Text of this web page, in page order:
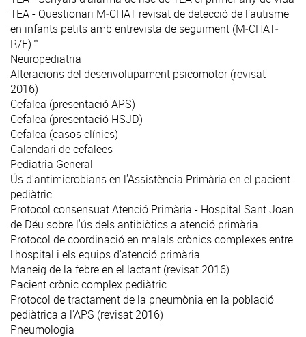
TEA - Qüestionari M‐CHAT revisat de detecció de l’autisme
en infants petits amb entrevista de seguiment (M‐CHAT‐
R/F)™
Neuropediatria
Alteracions del desenvolupament psicomotor (revisat
2016)
Cefalea (presentació APS)
Cefalea (presentació HSJD)
Cefalea (casos clínics)
Calendari de cefalees
Pediatria General
Ús d'antimicrobians en l'Assistència Primària en el pacient
pediàtric
Protocol consensuat Atenció Primària - Hospital Sant Joan
de Déu sobre l'ús dels antibiòtics a atenció primària
Protocol de coordinació en malals crònics complexes entre
l'hospital i els equips d'atenció primària
Maneig de la febre en el lactant (revisat 2016)
Pacient crònic complex pediàtric
Protocol de tractament de la pneumònia en la població
pediàtrica a l'APS (revisat 2016)
Pneumologia